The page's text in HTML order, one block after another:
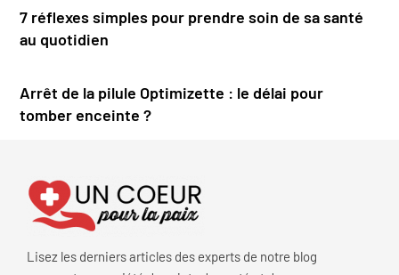
7 réflexes simples pour prendre soin de sa santé
au quotidien
Arrêt de la pilule Optimizette : le délai pour
tomber enceinte ?
Lisez les derniers articles des experts de notre blog